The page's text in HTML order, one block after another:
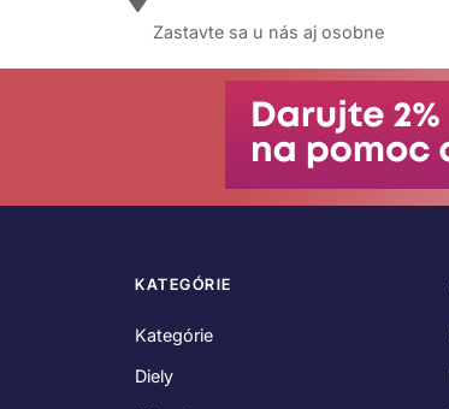
Zastavte sa u nás aj osobne
KATEGÓRIE
Kategórie
Diely